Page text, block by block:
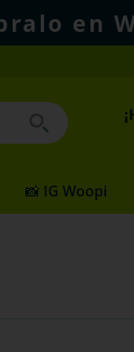
en
📸 IG Woopi